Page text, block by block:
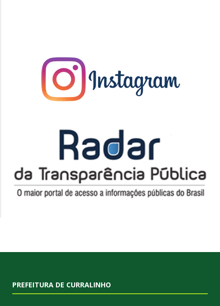
PREFEITURA DE CURRALINHO